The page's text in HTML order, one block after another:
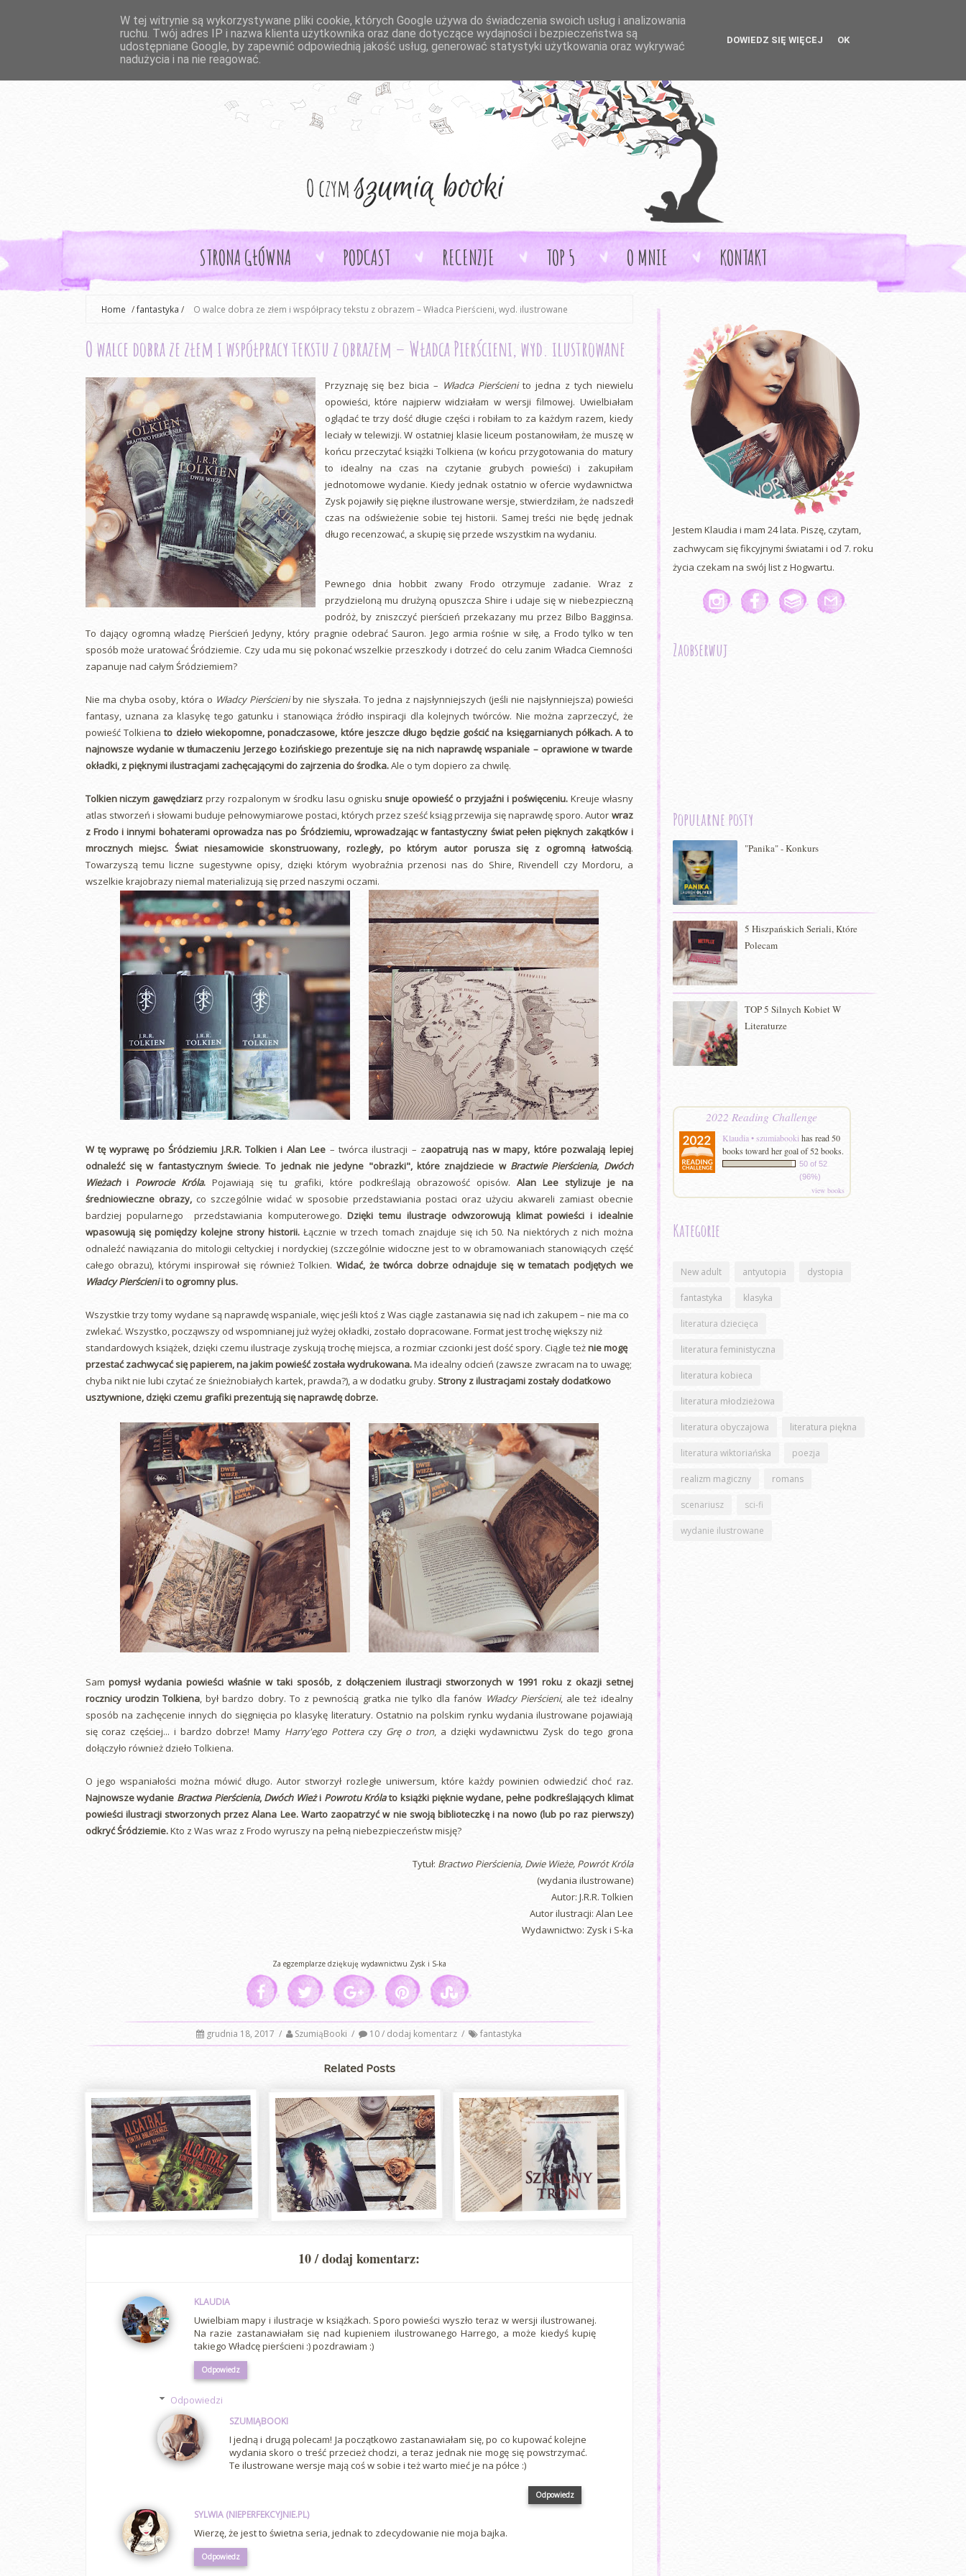
STRONA GŁÓWNA PODCAST RECENZJE TOP 5 O MNIE KONTAKT
Home /fantastyka / O walce dobra ze złem i współpracy tekstu z obrazem – Władca Pierścieni, wyd. ilustrowane
O walce dobra ze złem i współpracy tekstu z obrazem – Władca Pierścieni, wyd. ilustrowane
Przyznaję się bez bicia – Władca Pierścienito jedna z tych niewielu
opowieści, które najpierw widziałam w wersji filmowej. Uwielbiałam
oglądać te trzy dość długie części i robiłam to za każdym razem, kiedy
leciały w telewizji. W ostatniej klasie liceum postanowiłam, że muszę w
końcu przeczytać książki Tolkiena (w końcu przygotowania do matury
to idealny na czas na czytanie grubych powieści) i zakupiłam
jednotomowe wydanie. Kiedy jednak ostatnio w ofercie wydawnictwa
Zysk pojawiły się piękne ilustrowane wersje, stwierdziłam, że nadszedł
czas na odświeżenie sobie tej historii. Samej treści nie będę jednak
długo recenzować, a skupię się przede wszystkim na wydaniu.
Pewnego dnia hobbit zwany Frodo otrzymuje zadanie. Wraz z
przydzieloną mu drużyną opuszcza Shire i udaje się w niebezpieczną
podróż, by zniszczyć pierścień przekazany mu przez Bilbo Bagginsa.
To dający ogromną władzę Pierścień Jedyny, który pragnie odebrać Sauron. Jego armia rośnie w siłę, a Frodo tylko w ten
sposób może uratować Śródziemie. Czy uda mu się pokonać wszelkie przeszkody i dotrzeć do celu zanim Władca Ciemności
zapanuje nad całym Śródziemiem?
Nie ma chyba osoby, która o Władcy Pierścieniby nie słyszała. To jedna z najsłynniejszych (jeśli nie najsłynniejsza) powieści
fantasy, uznana za klasykę tego gatunku i stanowiąca źródło inspiracji dla kolejnych twórców. Nie można zaprzeczyć, że
powieść Tolkienato dzieło wiekopomne, ponadczasowe, które jeszcze długo będzie gościć na księgarnianych półkach. A to
najnowsze wydanie w tłumaczeniu Jerzego Łozińskiego prezentuje się na nich naprawdę wspaniale – oprawione w twarde
okładki, z pięknymi ilustracjami zachęcającymi do zajrzenia do środka.Ale o tym dopiero za chwilę.
Tolkien niczym gawędziarz przy rozpalonym w środku lasu ogniskusnuje opowieść o przyjaźni i poświęceniu. Kreuje własny
atlas stworzeń i słowami buduje pełnowymiarowe postaci, których przez sześć ksiąg przewija się naprawdę sporo. Autor wraz
z Frodo i innymi bohaterami oprowadza nas po Śródziemiu, wprowadzając w fantastyczny świat pełen pięknych zakątków i
mrocznych miejsc. Świat niesamowicie skonstruowany, rozległy, po którym autor porusza się z ogromną łatwością.
Towarzyszą temu liczne sugestywne opisy, dzięki którym wyobraźnia przenosi nas do Shire, Rivendell czy Mordoru, a
wszelkie krajobrazy niemal materializują się przed naszymi oczami.
W tę wyprawę po Śródziemiu J.R.R. Tolkien i Alan Lee – twórca ilustracji – zaopatrują nas w mapy, które pozwalają lepiej
odnaleźć się w fantastycznym świecie.To jednak nie jedyne "obrazki", które znajdziecie w Bractwie Pierścienia, Dwóch
Wieżachi Powrocie Króla. Pojawiają się tu grafiki, które podkreślają obrazowość opisów. Alan Lee stylizuje je na
średniowieczne obrazy, co szczególnie widać w sposobie przedstawiania postaci oraz użyciu akwareli zamiast obecnie
bardziej popularnego przedstawiania komputerowego.Dzięki temu ilustracje odwzorowują klimat powieści i idealnie
wpasowują się pomiędzy kolejne strony historii. Łącznie w trzech tomach znajduje się ich 50. Na niektórych z nich można
odnaleźć nawiązania do mitologii celtyckiej i nordyckiej (szczególnie widoczne jest to w obramowaniach stanowiących część
całego obrazu), którymi inspirował się również Tolkien. Widać, że twórca dobrze odnajduje się w tematach podjętych we
Władcy Pierścienii to ogromny plus.
Wszystkie trzy tomy wydane są naprawdę wspaniale, więc jeśli ktoś z Was ciągle zastanawia się nad ich zakupem – nie ma co
zwlekać. Wszystko, począwszy od wspomnianej już wyżej okładki, zostało dopracowane. Format jest trochę większy niż
standardowych książek, dzięki czemu ilustracje zyskują trochę miejsca, a rozmiar czcionki jest dość spory. Ciągle teżnie mogę
przestać zachwycać się papierem, na jakim powieść została wydrukowana.Ma idealny odcień (zawsze zwracam na to uwagę;
chyba nikt nie lubi czytać ze śnieżnobiałych kartek, prawda?), a w dodatku gruby. Strony z ilustracjami zostały dodatkowo
usztywnione, dzięki czemu grafiki prezentują się naprawdę dobrze.
Sampomysł wydania powieści właśnie w taki sposób, z dołączeniem ilustracji stworzonych w 1991 roku z okazji setnej
rocznicy urodzin Tolkiena, był bardzo dobry. To z pewnością gratka nie tylko dla fanów Władcy Pierścieni, ale też idealny
sposób na zachęcenie innych do sięgnięcia po klasykę literatury. Ostatnio na polskim rynku wydania ilustrowane pojawiają
się coraz częściej... i bardzo dobrze! Mamy Harry'ego Potteraczy Grę o tron, a dzięki wydawnictwu Zysk do tego grona
dołączyło również dzieło Tolkiena.
O jego wspaniałości można mówić długo. Autor stworzył rozległe uniwersum, które każdy powinien odwiedzić choć raz.
Najnowsze wydanie Bractwa Pierścienia, Dwóch Wieżi Powrotu Królato książki pięknie wydane, pełne podkreślających klimat
powieści ilustracji stworzonych przez Alana Lee. Warto zaopatrzyć w nie swoją biblioteczkę i na nowo (lub po raz pierwszy)
odkryć Śródziemie.Kto z Was wraz z Frodo wyruszy na pełną niebezpieczeństw misję?
Tytuł: Bractwo Pierścienia, Dwie Wieże, Powrót Króla
(wydania ilustrowane)
Autor: J.R.R. Tolkien
Autor ilustracji: Alan Lee
Wydawnictwo: Zysk i S-ka
Za egzemplarze dziękuję wydawnictwu Zysk i S-ka
grudnia 18, 2017 / SzumiąBooki / 10 / dodaj komentarz / fantastyka
Related Posts
10 / dodaj komentarz:
KLAUDIA
Uwielbiam mapy i ilustracje w książkach. Sporo powieści wyszło teraz w wersji ilustrowanej.
Na razie zastanawiałam się nad kupieniem ilustrowanego Harrego, a może kiedyś kupię
takiego Władcę pierścieni :) pozdrawiam :)
Odpowiedz
Odpowiedzi
SZUMIĄBOOKI
I jedną i drugą polecam! Ja początkowo zastanawiałam się, po co kupować kolejne
wydania skoro o treść przecież chodzi, a teraz jednak nie mogę się powstrzymać.
Te ilustrowane wersje mają coś w sobie i też warto mieć je na półce :)
Odpowiedz
SYLWIA (NIEPERFEKCYJNIE.PL)
Wierzę, że jest to świetna seria, jednak to zdecydowanie nie moja bajka.
Odpowiedz
Jestem Klaudia i mam 24 lata. Piszę, czytam,
zachwycam się fikcyjnymi światami i od 7. roku
życia czekam na swój list z Hogwartu.
Zaobserwuj
Popularne posty
"Panika" - Konkurs
5 Hiszpańskich Seriali, Które
Polecam
TOP 5 Silnych Kobiet W
Literaturze
2022 Reading Challenge
Klaudia • szumiabooki has read 50
books toward her goal of 52 books.
50 of 52
(96%)
view books
Kategorie
New adult antyutopia dystopia
fantastyka klasyka
literatura dziecięca
literatura feministyczna
literatura kobieca
literatura młodzieżowa
literatura obyczajowa literatura piękna
literatura wiktoriańska poezja
realizm magiczny romans
scenariusz sci-fi
wydanie ilustrowane
W tej witrynie są wykorzystywane pliki cookie, których Google używa do świadczenia swoich usług i analizowania
ruchu. Twój adres IP i nazwa klienta użytkownika oraz dane dotyczące wydajności i bezpieczeństwa są
udostępniane Google, by zapewnić odpowiednią jakość usług, generować statystyki użytkowania oraz wykrywać
nadużycia i na nie reagować.
DOWIEDZ SIĘ WIĘCEJ OK